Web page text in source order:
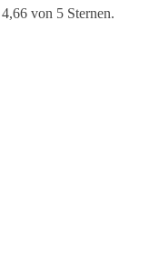
von 5 Sternen.